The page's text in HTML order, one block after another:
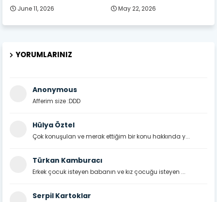
June 11, 2026 May 22, 2026
YORUMLARINIZ
Anonymous
Afferim size :DDD
Hülya Öztel
Çok konuşulan ve merak ettiğim bir konu hakkında y...
Türkan Kamburacı
Erkek çocuk isteyen babanın ve kız çocuğu isteyen ...
Serpil Kartoklar